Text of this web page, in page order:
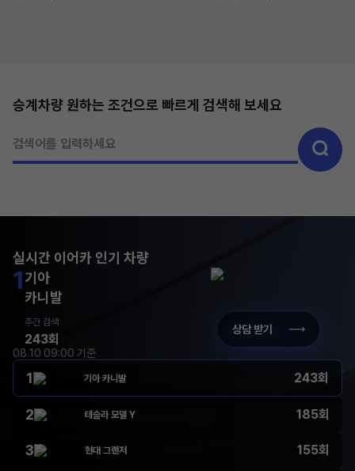
승계차량 원하는 조건으로 빠르게 검색해 보세요
검색어를 입력하세요
실시간 이어카 인기 차량
1기아
카니발
주간 검색
243회
상담 받기
08.10 09:00 기준
1 기아 카니발 243회
2 테슬라 모델 Y 185회
3 현대 그랜저 155회